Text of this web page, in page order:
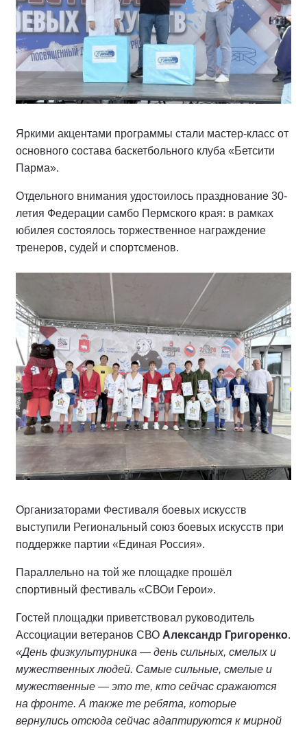
Яркими акцентами программы стали мастер-класс от
основного состава баскетбольного клуба «Бетсити
Парма».
Отдельного внимания удостоилось празднование 30-
летия Федерации самбо Пермского края: в рамках
юбилея состоялось торжественное награждение
тренеров, судей и спортсменов.
Организаторами Фестиваля боевых искусств
выступили Региональный союз боевых искусств при
поддержке партии «Единая Россия».
Параллельно на той же площадке прошёл
спортивный фестиваль «СВОи Герои».
Гостей площадки приветствовал руководитель
Ассоциации ветеранов СВО Александр Григоренко.
«День физкультурника — день сильных, смелых и
мужественных людей. Самые сильные, смелые и
мужественные — это те, кто сейчас сражаются
на фронте. А также те ребята, которые
вернулись отсюда сейчас адаптируются к мирной